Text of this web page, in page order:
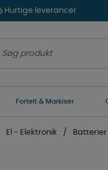
Hurtige leverancer
Fortelt & Markiser
El - Elektronik